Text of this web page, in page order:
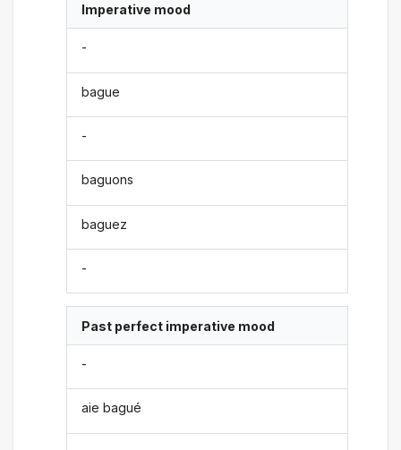
Imperative mood
-
bague
-
baguons
baguez
-
Past perfect imperative mood
-
aie bagué